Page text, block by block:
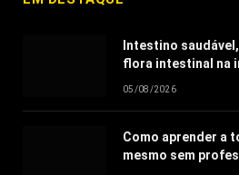
Intestino
flora intestinal na
05/08/2026
Como aprender a
mesmo sem